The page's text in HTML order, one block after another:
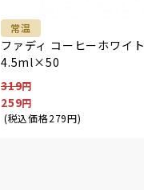
常温
ファディ コーヒーホワイト
4.5ml×50
319
259
(税込価格279円)